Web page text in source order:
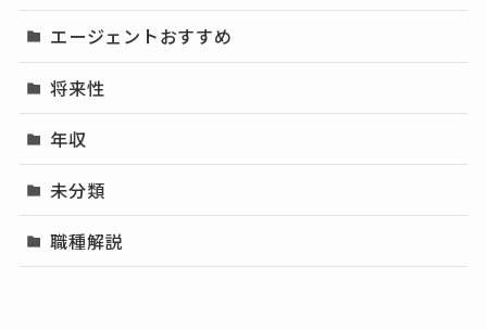
エージェントおすすめ
将来性
年収
未分類
職種解説